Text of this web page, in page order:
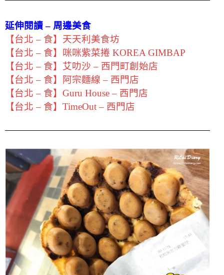
延伸閱讀 – 周邊美食
【台北 – 食】天天利美食坊
【台北 – 食】咪咪紫菜捲 KOREA GIMBAP
【台北 – 食】艾叻沙 – 西門町創始店
【台北 – 食】阿宗麵線 – 西門店
【台北 – 食】Guru House – 西門店
【台北 – 食】TimeOut – 西門店